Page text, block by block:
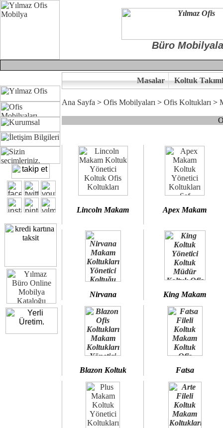
Büro
Ofisinizin dekorasyonunda ergonomi ve kaliteye önem
Çünkü sitemizde bulunan seçkin bürosit, goldsit ve modern
Size yakışan ofis koltuk tasarımına gelin birlikte karar verelim.
Kalite ve ergonomiyi arıyanların tercihi...Yılmaz Büro Mobilya
Masalar Koltuk
Ana Sayfa > Ofis Mobilyaları > Ofis Koltukları >
Lincoln Makam Apex Makam
Nirvana King Makam
Blazon Koltuk Fatsa